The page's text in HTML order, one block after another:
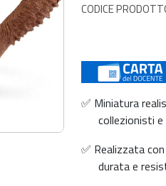
CODICE
✅ Miniatura
collezionisti
✅ Realizzata
durata e